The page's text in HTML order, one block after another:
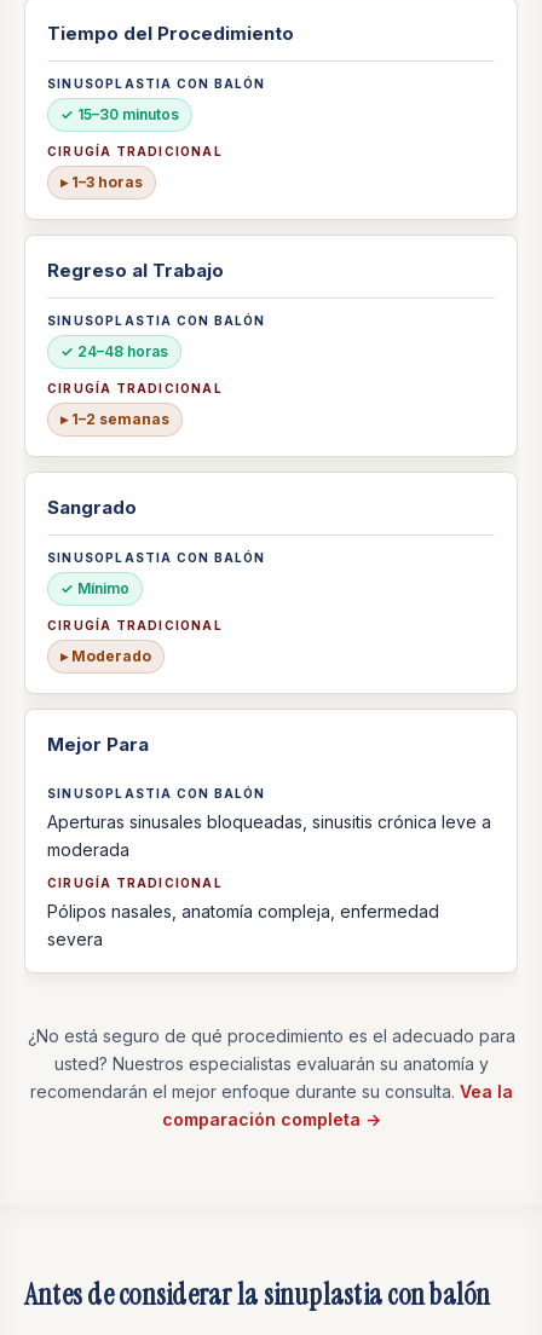
Tiempo del Procedimiento
✓ 15–30 minutos
▸ 1–3 horas
Regreso al Trabajo
✓ 24–48 horas
▸ 1–2 semanas
Sangrado
✓ Mínimo
▸ Moderado
Mejor Para
Aperturas sinusales bloqueadas, sinusitis crónica leve a
moderada
Pólipos nasales, anatomía compleja, enfermedad
severa
¿No está seguro de qué procedimiento es el adecuado para
usted? Nuestros especialistas evaluarán su anatomía y
recomendarán el mejor enfoque durante su consulta. Vea la
comparación completa →
Antes de considerar la sinuplastia con balón